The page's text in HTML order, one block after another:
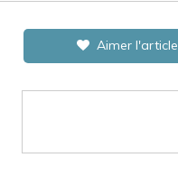
Aimer l'article